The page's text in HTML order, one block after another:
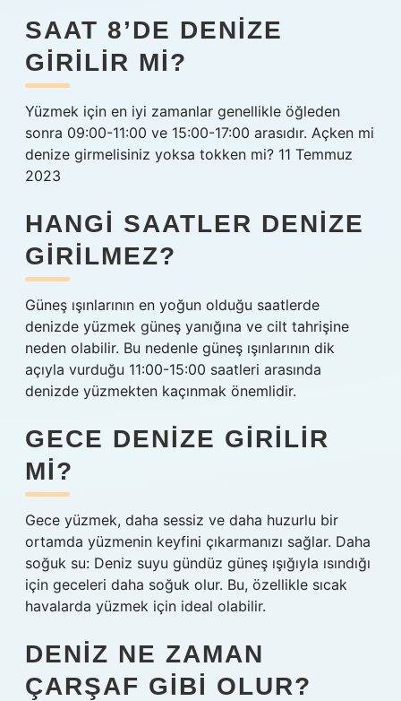
SAAT 8’DE DENIZE
GIRILIR MI?
Yüzmek için en iyi zamanlar genellikle öğleden
sonra 09:00-11:00 ve 15:00-17:00 arasıdır. Açken mi
denize girmelisiniz yoksa tokken mi? 11 Temmuz
2023
HANGI SAATLER DENIZE
GIRILMEZ?
Güneş ışınlarının en yoğun olduğu saatlerde
denizde yüzmek güneş yanığına ve cilt tahrişine
neden olabilir. Bu nedenle güneş ışınlarının dik
açıyla vurduğu 11:00-15:00 saatleri arasında
denizde yüzmekten kaçınmak önemlidir.
GECE DENIZE GIRILIR
MI?
Gece yüzmek, daha sessiz ve daha huzurlu bir
ortamda yüzmenin keyfini çıkarmanızı sağlar. Daha
soğuk su: Deniz suyu gündüz güneş ışığıyla ısındığı
için geceleri daha soğuk olur. Bu, özellikle sıcak
havalarda yüzmek için ideal olabilir.
DENIZ NE ZAMAN
ÇARŞAF GIBI OLUR?